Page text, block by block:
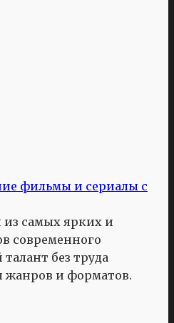
фильмы и сериалы с
самых ярких и
современного
без труда
жанров и форматов.